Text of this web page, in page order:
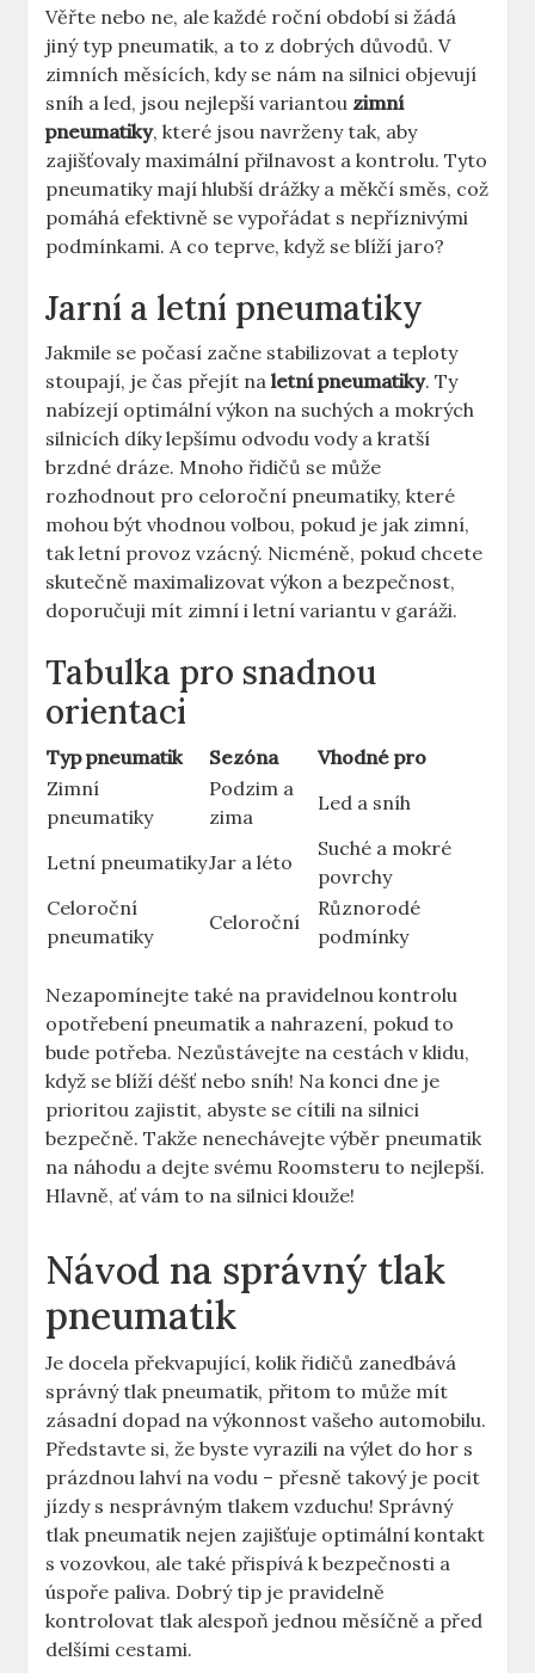
Věřte nebo ne, ale každé roční období si žádá
jiný typ pneumatik, a to z dobrých důvodů. V
zimních měsících, kdy se nám na silnici objevují
sníh a led, jsou nejlepší variantou zimní
pneumatiky, které jsou navrženy tak, aby
zajišťovaly maximální přilnavost a kontrolu. Tyto
pneumatiky mají hlubší drážky a měkčí směs, což
pomáhá efektivně se vypořádat s nepříznivými
podmínkami. A co teprve, když se blíží jaro?
Jarní a letní pneumatiky
Jakmile se počasí začne stabilizovat a teploty
stoupají, je čas přejít naletní pneumatiky. Ty
nabízejí optimální výkon na suchých a mokrých
silnicích díky lepšímu odvodu vody a kratší
brzdné dráze. Mnoho řidičů se může
rozhodnout pro celoroční pneumatiky, které
mohou být vhodnou volbou, pokud je jak zimní,
tak letní provoz vzácný. Nicméně, pokud chcete
skutečně maximalizovat výkon a bezpečnost,
doporučuji mít zimní i letní variantu v garáži.
Tabulka pro snadnou
orientaci
Typ pneumatik Sezóna
Vhodné pro
Zimní
pneumatiky
Podzim a
zima
Led a sníh
Letní pneumatikyJar a léto
Suché a mokré
povrchy
Celoroční
pneumatiky
Celoroční
Různorodé
podmínky
Nezapomínejte také na pravidelnou kontrolu
opotřebení pneumatik a nahrazení, pokud to
bude potřeba. Nezůstávejte na cestách v klidu,
když se blíží déšť nebo sníh! Na konci dne je
prioritou zajistit, abyste se cítili na silnici
bezpečně. Takže nenechávejte výběr pneumatik
na náhodu a dejte svému Roomsteru to nejlepší.
Hlavně, ať vám to na silnici klouže!
Návod na správný tlak
pneumatik
Je docela překvapující, kolik řidičů zanedbává
správný tlak pneumatik, přitom to může mít
zásadní dopad na výkonnost vašeho automobilu.
Představte si, že byste vyrazili na výlet do hor s
prázdnou lahví na vodu – přesně takový je pocit
jízdy s nesprávným tlakem vzduchu! Správný
tlak pneumatik nejen zajišťuje optimální kontakt
s vozovkou, ale také přispívá k bezpečnosti a
úspoře paliva. Dobrý tip je pravidelně
kontrolovat tlak alespoň jednou měsíčně a před
delšími cestami.